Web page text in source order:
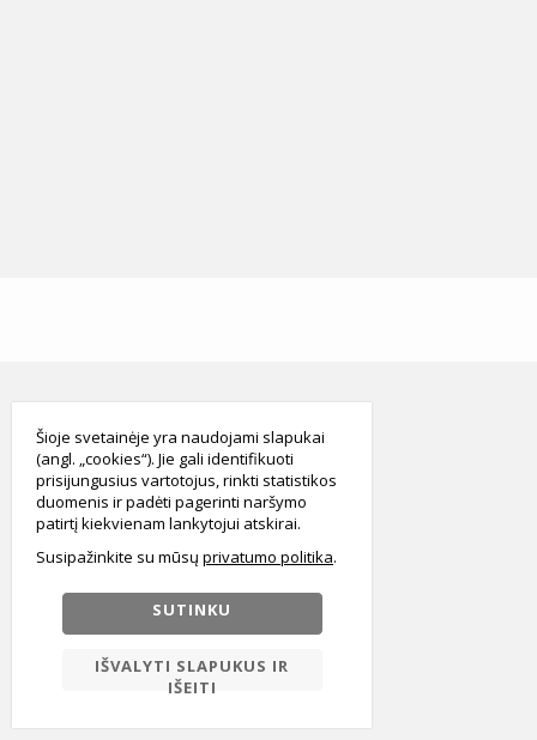
Šioje svetainėje yra naudojami slapukai
(angl. „cookies“). Jie gali identifikuoti
prisijungusius vartotojus, rinkti statistikos
duomenis ir padėti pagerinti naršymo
patirtį kiekvienam lankytojui atskirai.
Susipažinkite su mūsų privatumo politika
SUTINKU
IŠVALYTI SLAPUKUS IR
IŠEITI